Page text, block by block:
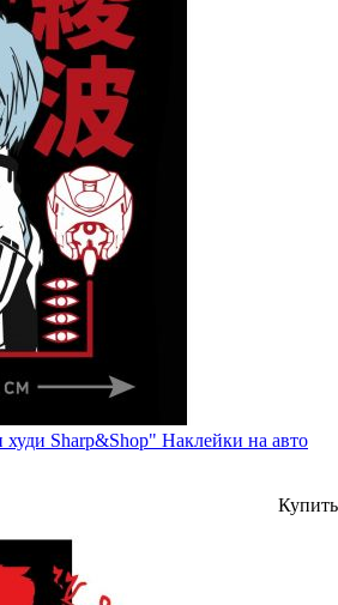
Sharp&Shop" Наклейки на авто
Купить